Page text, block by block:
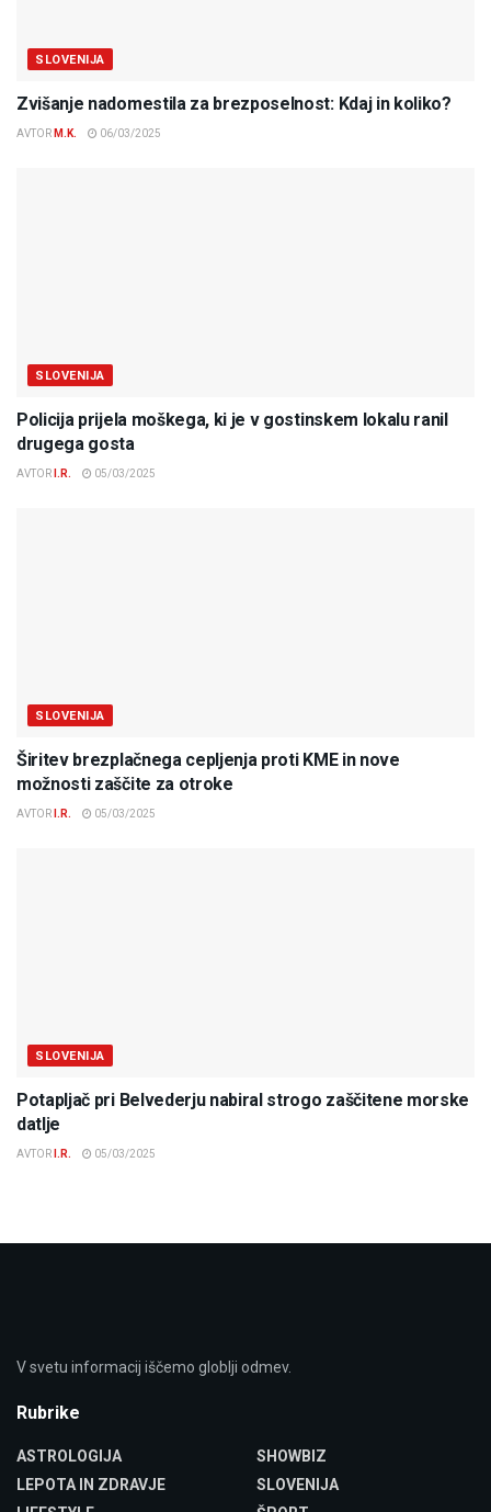
SLOVENIJA
Zvišanje nadomestila za brezposelnost: Kdaj in koliko?
AVTOR M.K. 06/03/2025
SLOVENIJA
Policija prijela moškega, ki je v gostinskem lokalu ranil
drugega gosta
AVTOR I.R. 05/03/2025
SLOVENIJA
Širitev brezplačnega cepljenja proti KME in nove
možnosti zaščite za otroke
AVTOR I.R. 05/03/2025
SLOVENIJA
Potapljač pri Belvederju nabiral strogo zaščitene morske
datlje
AVTOR I.R. 05/03/2025
V svetu informacij iščemo globlji odmev.
Rubrike
ASTROLOGIJA
LEPOTA IN ZDRAVJE
SHOWBIZ
SLOVENIJA